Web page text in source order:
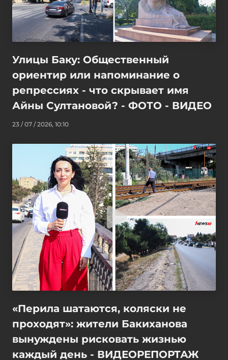
Улицы Баку: Общественный
ориентир или напоминание о
репрессиях - что скрывает имя
Айны Султановой? - ФОТО - ВИДЕО
23 / 07 / 2026, 10:10
«Перила шатаются, коляски не
проходят»: жители Бакиханова
вынуждены рисковать жизнью
каждый день - ВИДЕОРЕПОРТАЖ